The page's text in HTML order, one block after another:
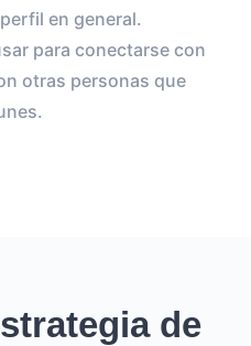
en general.
para conectarse con
otras personas que
de